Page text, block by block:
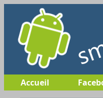
Accueil